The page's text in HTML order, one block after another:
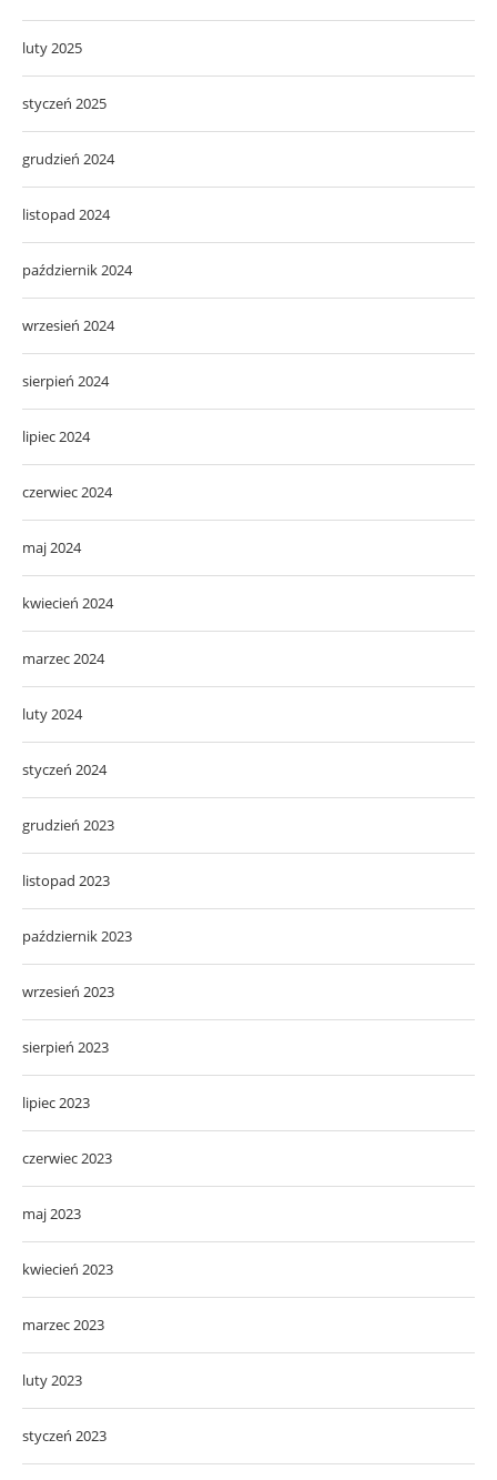
luty 2025
styczeń 2025
grudzień 2024
listopad 2024
październik 2024
wrzesień 2024
sierpień 2024
lipiec 2024
czerwiec 2024
maj 2024
kwiecień 2024
marzec 2024
luty 2024
styczeń 2024
grudzień 2023
listopad 2023
październik 2023
wrzesień 2023
sierpień 2023
lipiec 2023
czerwiec 2023
maj 2023
kwiecień 2023
marzec 2023
luty 2023
styczeń 2023